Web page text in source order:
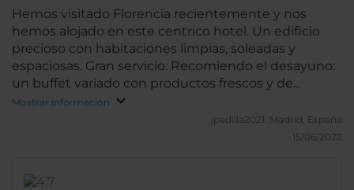
profesional y mejor persona. Hasta mi próxima
estancia echaré de menos mi Florencia y al Porta
Rossa ...
Hemos visitado Florencia recientemente y nos
hemos alojado en este centrico hotel. Un edificio
precioso con habitaciones limpias, soleadas y
espaciosas. Gran servicio. Recomiendo el desayuno:
un buffet variado con productos frescos y de
calidad.
Mostrar información
jpadilla2021. Madrid, España
15/06/2022